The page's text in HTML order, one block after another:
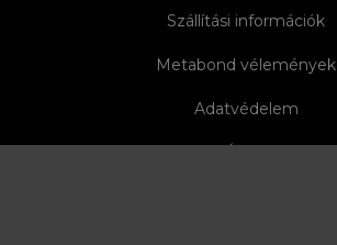
Szállítási információk
Metabond vélemények
Adatvédelem